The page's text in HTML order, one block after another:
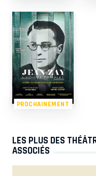
PROCHAINEMENT
LES PLUS DES
ASSOCIÉS